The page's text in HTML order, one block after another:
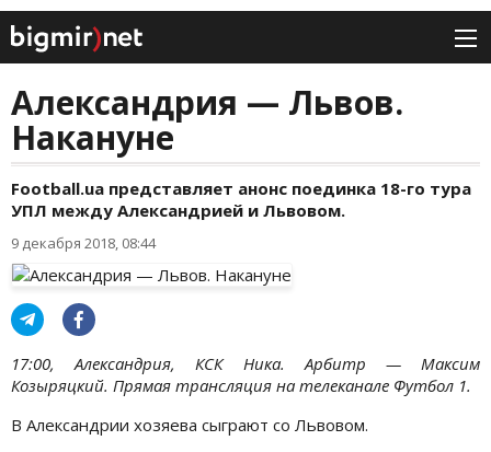
Александрия — Львов.
Накануне
Football.ua представляет анонс поединка 18-го тура
УПЛ между Александрией и Львовом.
9 декабря 2018, 08:44
17:00, Александрия, КСК Ника. Арбитр — Максим
Козыряцкий. Прямая трансляция на телеканале Футбол 1.
В Александрии хозяева сыграют со Львовом.